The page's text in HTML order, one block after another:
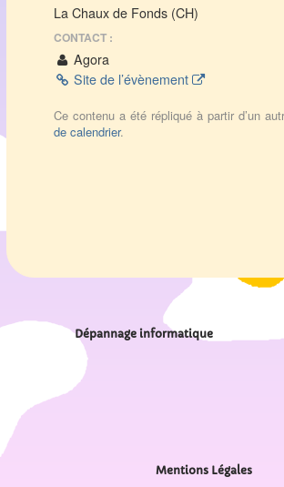
La Chaux de Fonds (CH)
CONTACT :
Agora
Site de l’évènement
Ce contenu a été répliqué à partir d’un
de calendrier.
Dépannage informatique
Mentions Légales